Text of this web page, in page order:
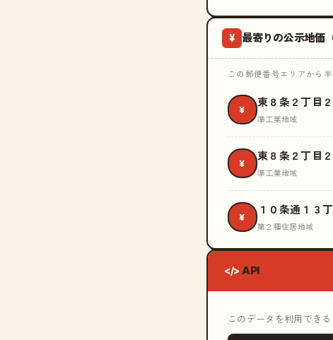
¥ 最寄りの公示地価
この郵便番号エリアから
¥
東８条２丁目
準工業地域
¥
東８条２丁目
準工業地域
¥
１０条通１３
第２種住居地域
</> API
このデータを利用できる